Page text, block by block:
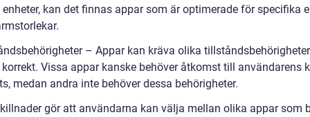
kan det finnas appar som är optimerade för specifika
– Appar kan kräva olika
Vissa appar kanske behöver åtkomst till användarens
medan andra inte behöver dessa behörigheter.
gör att användarna kan välja mellan olika appar som